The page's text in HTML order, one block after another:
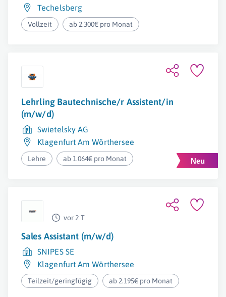
Techelsberg
Vollzeit ab 2.300€ pro Monat
Lehrling Bautechnische/r Assistent/in
(m/w/d)
Swietelsky AG
Klagenfurt Am Wörthersee
Lehre ab 1.064€ pro Monat
vor 2 T
Sales Assistant (m/w/d)
SNIPES SE
Klagenfurt Am Wörthersee
Teilzeit/geringfügig ab 2.195€ pro Monat